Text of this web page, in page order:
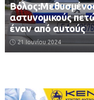
αστυνομικούς
έναν από αυτούς
21 Ιουνίου 2024